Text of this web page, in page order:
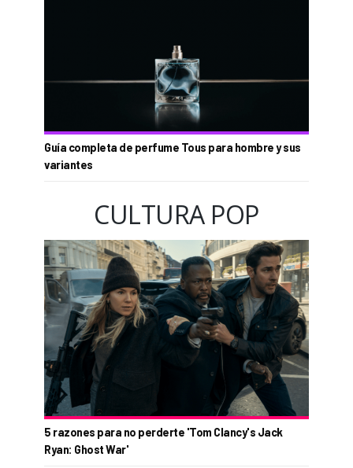
Guía completa de perfume Tous para hombre y sus
variantes
CULTURA POP
5 razones para no perderte 'Tom Clancy's Jack
Ryan: Ghost War'